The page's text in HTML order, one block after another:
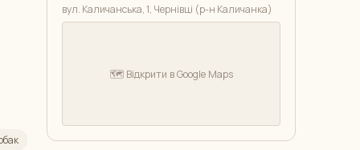
вул. Каличанська, 1, Чернівці (р-н Каличанка)
🗺️ Відкрити в Google Maps